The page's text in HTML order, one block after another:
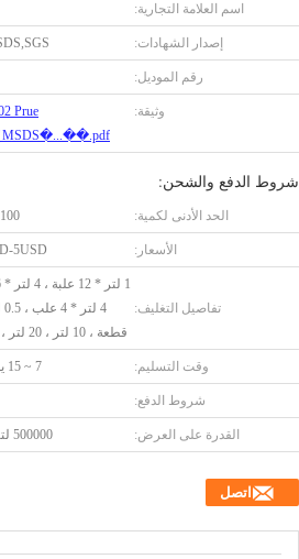
اسم العلامة التجارية:
إصدار الشهادات:
رقم الموديل:
وثيقة:
Prue
MSDS�...��.pdf
شروط الدفع والشحن:
الحد الأدنى لكمية: 100 صندوق
الأسعار: 5USD
تفاصيل التغليف:
قطعة ، 10 لتر ، 20 لتر ، 200 لتر
وقت التسليم: 7 ~ 15 يوم عمل
شروط الدفع:
القدرة على العرض: 500000 لتر / شهر
اتصل